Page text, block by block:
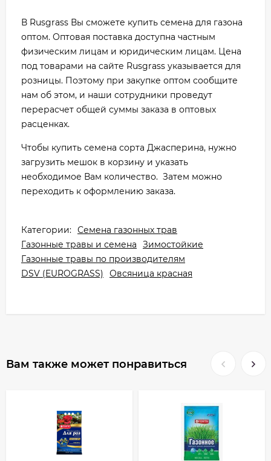
В Rusgrass Вы сможете купить семена для газона
оптом. Оптовая поставка доступна частным
физическим лицам и юридическим лицам. Цена
под товарами на сайте Rusgrass указывается для
розницы. Поэтому при закупке оптом сообщите
нам об этом, и наши сотрудники проведут
перерасчет общей суммы заказа в оптовых
расценках.
Чтобы купить семена сорта Джасперина, нужно
загрузить мешок в корзину и указать
необходимое Вам количество. Затем можно
переходить к оформлению заказа.
Категории: Семена газонных трав
Газонные травы и семена
Зимостойкие
Газонные травы по производителям
DSV (EUROGRASS)
Овсяница красная
Вам также может понравиться